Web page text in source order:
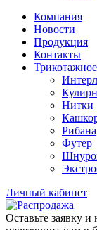
Компания
Новости
Продукция
Контакты
Нитки
Рибана
Футер
Личный кабинет
Оставьте заявку